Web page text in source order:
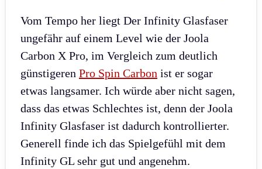
Vom Tempo her liegt Der Infinity Glasfaser
ungefähr auf einem Level wie der Joola
Carbon X Pro, im Vergleich zum deutlich
günstigeren Pro Spin Carbon ist er sogar
etwas langsamer. Ich würde aber nicht sagen,
dass das etwas Schlechtes ist, denn der Joola
Infinity Glasfaser ist dadurch kontrollierter.
Generell finde ich das Spielgefühl mit dem
Infinity GL sehr gut und angenehm.